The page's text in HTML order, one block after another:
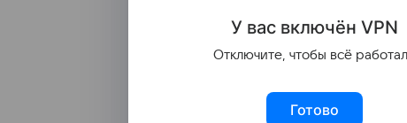
У вас включён VPN
Отключите, чтобы всё
Готово